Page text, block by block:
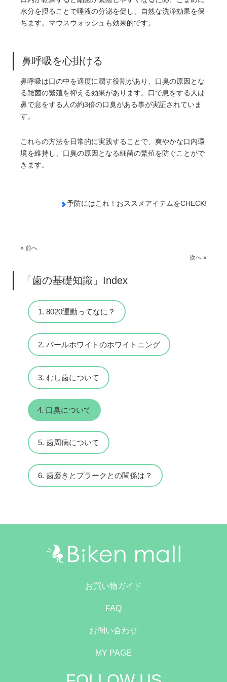
水分を摂ることで唾液の分泌を促し、自然な洗浄効果を保
ちます。マウスウォッシュも効果的です。
鼻呼吸を心掛ける
鼻呼吸は口の中を適度に潤す役割があり、口臭の原因とな
る雑菌の繁殖を抑える効果があります。口で息をする人は
鼻で息をする人の約3倍の口臭がある事が実証されていま
す。
これらの方法を日常的に実践することで、爽やかな口内環
境を維持し、口臭の原因となる細菌の繁殖を防ぐことがで
きます。
予防にはこれ！おススメアイテムをCHECK!
« 前へ
次へ »
「歯の基礎知識」Index
1. 8020運動ってなに？
2. パールホワイトのホワイトニング
3. むし歯について
4. 口臭について
5. 歯周病について
6. 歯磨きとプラークとの関係は？
お買い物ガイド
FAQ
お問い合わせ
MY PAGE